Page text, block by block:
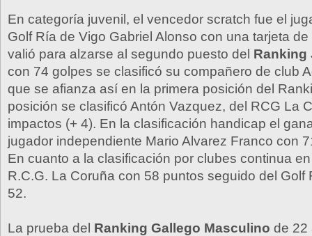
En categoría juvenil, el vencedor scratch fue el
Golf Ría de Vigo Gabriel Alonso con una tarjeta
valió para alzarse al segundo puesto del Ranking
con 74 golpes se clasificó su compañero de club
que se afianza así en la primera posición del
posición se clasificó Antón Vazquez, del RCG La
impactos (+ 4). En la clasificación handicap el
jugador independiente Mario Alvarez Franco con
En cuanto a la clasificación por clubes continua
R.C.G. La Coruña con 58 puntos seguido del Golf
52.
La prueba del Ranking Gallego Masculino de 22